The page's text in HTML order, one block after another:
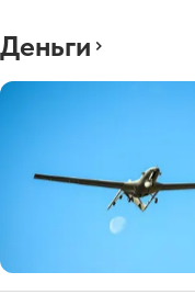
Деньги